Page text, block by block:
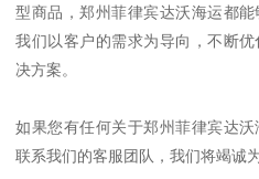
型商品，郑州菲律宾达沃海运都能
我们以客户的需求为导向，不断
决方案。
如果您有任何关于郑州菲律宾达
联系我们的客服团队，我们将竭诚